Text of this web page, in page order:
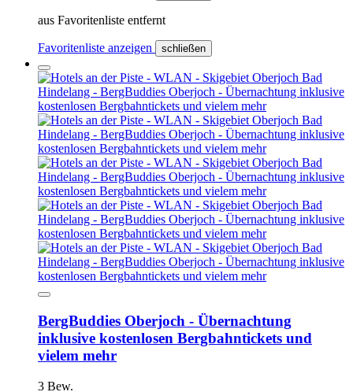
aus Favoritenliste entfernt
Favoritenliste anzeigen schließen
BergBuddies Oberjoch - Übernachtung
inklusive kostenlosen Bergbahntickets und
vielem mehr
3 Bew.